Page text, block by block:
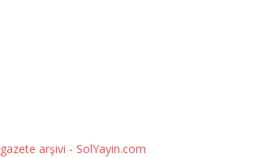
arşivi - SolYayin.com